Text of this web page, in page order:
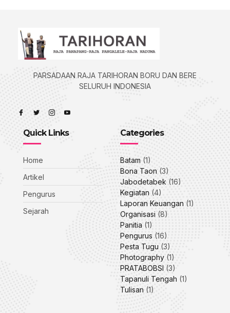
PARSADAAN RAJA TARIHORAN BORU DAN BERE
SELURUH INDONESIA
Quick Links
Home
Artikel
Pengurus
Sejarah
Categories
Batam (1)
Bona Taon (3)
Jabodetabek (16)
Kegiatan (4)
Laporan Keuangan (1)
Organisasi (8)
Panitia (1)
Pengurus (16)
Pesta Tugu (3)
Photography (1)
PRATABOBSI (3)
Tapanuli Tengah (1)
Tulisan (1)